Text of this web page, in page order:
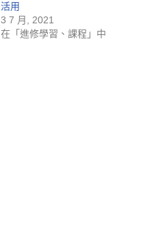
活用
3 7 月, 2021
在「進修學習、課程」中